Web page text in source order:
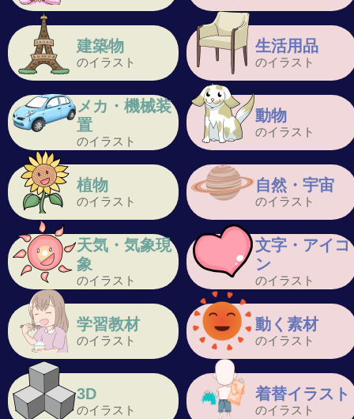
建築物
のイラスト
生活用品
のイラスト
メカ・機械装
置
のイラスト
動物
のイラスト
植物
のイラスト
自然・宇宙
のイラスト
天気・気象現
象
のイラスト
文字・アイコ
ン
のイラスト
学習教材
のイラスト
動く素材
のイラスト
3D
のイラスト
着替イラスト
のイラスト